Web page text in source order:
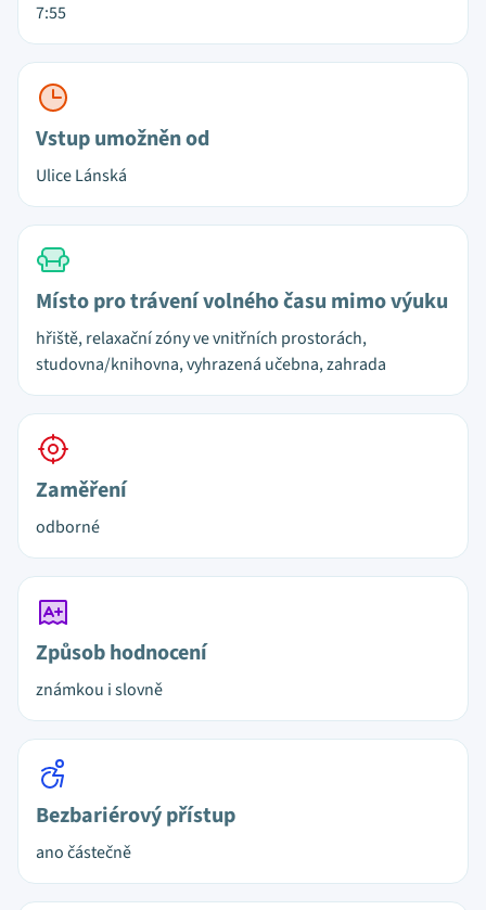
7:55
Vstup umožněn od
Ulice Lánská
Místo pro trávení volného času mimo výuku
hřiště, relaxační zóny ve vnitřních prostorách,
studovna/knihovna, vyhrazená učebna, zahrada
Zaměření
odborné
Způsob hodnocení
známkou i slovně
Bezbariérový přístup
ano částečně